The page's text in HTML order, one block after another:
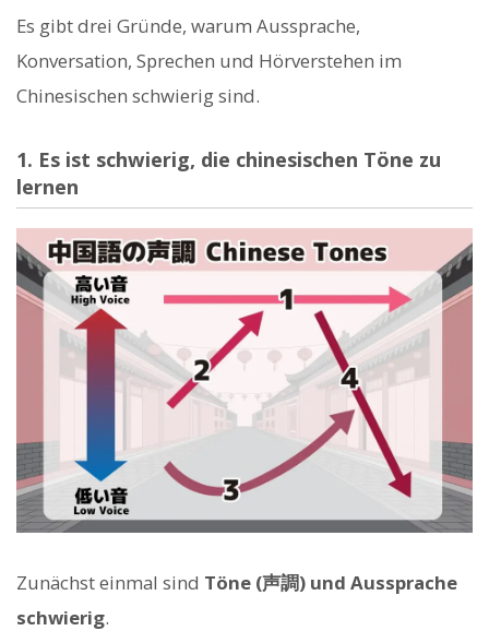
Es gibt drei Gründe, warum Aussprache,
Konversation, Sprechen und Hörverstehen im
Chinesischen schwierig sind.
1. Es ist schwierig, die chinesischen Töne zu
lernen
Zunächst einmal sind Töne (声調) und Aussprache
schwierig.